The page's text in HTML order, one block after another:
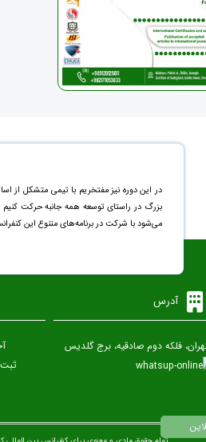
در این دوره نیز مفتخریم با تیمی متشکل از
بزرگ در راستای توسعه همه جانبه حرکت کنیم
می‌شود با شرکت در برنامه‌های متنوع این
آدرس
فلکه دوم صادقیه، برج گلدیس
ثبت